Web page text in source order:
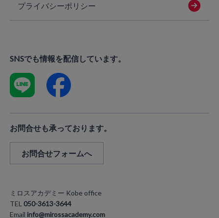
プライバシーポリシー
SNSでも情報を配信しています。
お問合せも承っております。
お問合せフォームへ
ミロスアカデミー Kobe office
TEL 050-3613-3644
Emailinfo@mirossacademy.com